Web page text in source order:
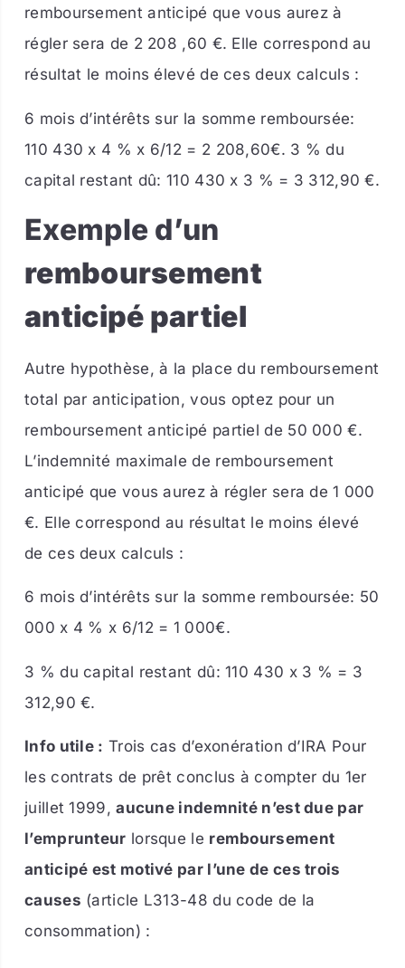
remboursement anticipé que vous aurez à
régler sera de 2 208 ,60 €. Elle correspond au
résultat le moins élevé de ces deux calculs :
6 mois d’intérêts sur la somme remboursée:
110 430 x 4 % x 6/12 = 2 208,60€. 3 % du
capital restant dû: 110 430 x 3 % = 3 312,90 €.
Exemple d’un
remboursement
anticipé partiel
Autre hypothèse, à la place du remboursement
total par anticipation, vous optez pour un
remboursement anticipé partiel de 50 000 €.
L’indemnité maximale de remboursement
anticipé que vous aurez à régler sera de 1 000
€. Elle correspond au résultat le moins élevé
de ces deux calculs :
6 mois d’intérêts sur la somme remboursée: 50
000 x 4 % x 6/12 = 1 000€.
3 % du capital restant dû: 110 430 x 3 % = 3
312,90 €.
Info utile : Trois cas d’exonération d’IRA Pour
les contrats de prêt conclus à compter du 1er
juillet 1999,aucune indemnité n’est due par
l’emprunteur lorsque le remboursement
anticipé est motivé par l’une de ces trois
causes (article L313-48 du code de la
consommation) :